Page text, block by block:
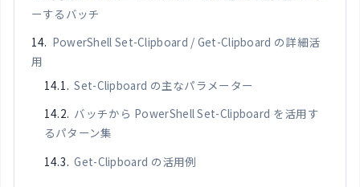
ーするバッチ
PowerShell Set-Clipboard / Get-Clipboard の詳細活
用
Set-Clipboard の主なパラメーター
バッチから PowerShell Set-Clipboard を活用す
るパターン集
Get-Clipboard の活用例